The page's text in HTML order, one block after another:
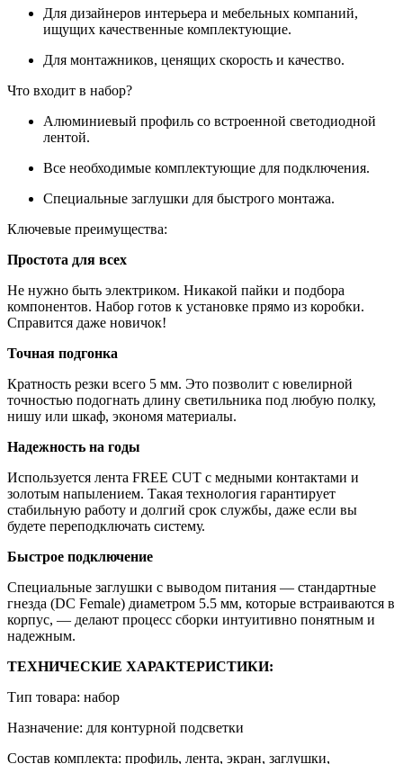
Для дизайнеров интерьера и мебельных компаний,
ищущих качественные комплектующие.
Для монтажников, ценящих скорость и качество.
Что входит в набор?
Алюминиевый профиль со встроенной светодиодной
лентой.
Все необходимые комплектующие для подключения.
Специальные заглушки для быстрого монтажа.
Ключевые преимущества:
Простота для всех
Не нужно быть электриком. Никакой пайки и подбора
компонентов. Набор готов к установке прямо из коробки.
Справится даже новичок!
Точная подгонка
Кратность резки всего 5 мм. Это позволит с ювелирной
точностью подогнать длину светильника под любую полку,
нишу или шкаф, экономя материалы.
Надежность на годы
Используется лента FREE CUT с медными контактами и
золотым напылением. Такая технология гарантирует
стабильную работу и долгий срок службы, даже если вы
будете переподключать систему.
Быстрое подключение
Специальные заглушки с выводом питания — стандартные
гнезда (DC Female) диаметром 5.5 мм, которые встраиваются в
корпус, — делают процесс сборки интуитивно понятным и
надежным.
ТЕХНИЧЕСКИЕ ХАРАКТЕРИСТИКИ:
Тип товара: набор
Назначение: для контурной подсветки
Состав комплекта: профиль, лента, экран, заглушки,